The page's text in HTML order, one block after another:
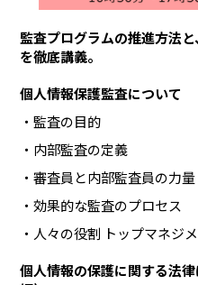
監査プログラムの推進方法
を徹底講義。
個人情報保護監査について
監査の目的
内部監査の定義
審査員と内部監査員の力量
効果的な監査のプロセス
人々の役割 トップマネジ
個人情報の保護に関する法